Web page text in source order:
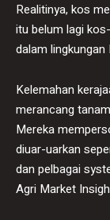
Realitinya, kos
itu belum lagi
dalam
Kelemahan
merancang
Mereka
diuar-uarkan
dan pelbagai
Agri Market